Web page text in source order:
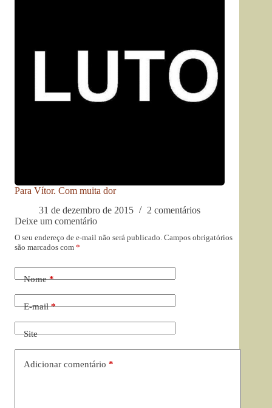
Para Vítor. Com muita dor
31 de dezembro de 2015
2 comentários
Deixe um comentário
O seu endereço de e-mail não será publicado. Campos obrigatórios
são marcados com *
Nome*
E-mail*
Site
Adicionar comentário *